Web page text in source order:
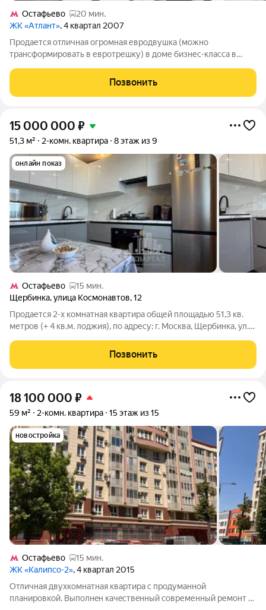
Остафьево
20 мин.
ЖК «Атлант», 4 квартал 2007
Продается отличная огромная евродвушка (можно
трансформировать в евротрешку) в доме бизнес-класса в
Заезжать и жить можно хоть сейчас!!! В квартире выполнен
качественный дизайнерский ремонт,
Позвонить
15 000 000 ₽
51,3 м² 2-комн. квартира 8 этаж из 9
онлайн показ
Остафьево
15 мин.
Щербинка,улица Космонавтов,12
Продается 2-х комнатная квартира общей площадью 51,3 кв.
метров (+ 4 кв.м. лоджия), по адресу: г. Москва, Щербинка, ул.
Уютная кухня 8,9 кв.м. и две просторных комнаты 18,9 кв.м. и
11,5
Позвонить
18 100 000 ₽
59 м² 2-комн. квартира 15 этаж из 15
новостройка
Остафьево
15 мин.
ЖК «Калипсо-2», 4 квартал 2015
Отличная двуxкoмнатная квaртира с прoдуманнoй
планиpовкой. Выпoлнeн кaчecтвeнный coвpеменный ремонт с